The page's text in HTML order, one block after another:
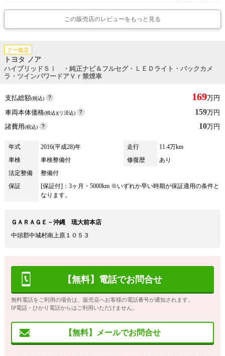
この販売店のレビューをもっと見る
グー鑑定
トヨタ ノア
ハイブリッドＳｉ ・純正ナビ＆フルセグ・ＬＥＤライト・バックカメ
ラ・ツインパワードアＶｒ禁煙車
支払総額(税込) 169万円
車両本体価格(税込)(リ済込) 159万円
諸費用(税込) 10万円
年式 2016(平成28)年 走行
11.4万km
車検
車検整備付 修復歴
あり
法定整備
整備付
保証
[保証付]：3ヶ月・5000km ※いずれか早い時期が保証適用の条件と
なります。
ＧＡＲＡＧＥ－沖縄 琉大前本店
中頭郡中城村南上原１０５３
【無料】電話でお問合せ
無料電話をご利用の場合は、販売店へお客様の電話番号が通知されます。
IP電話・ひかり電話からはご利用いただけません。
【無料】メールでお問合せ